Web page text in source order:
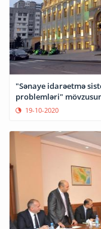
"Sənaye idarəetmə
problemləri"
19-10-2020